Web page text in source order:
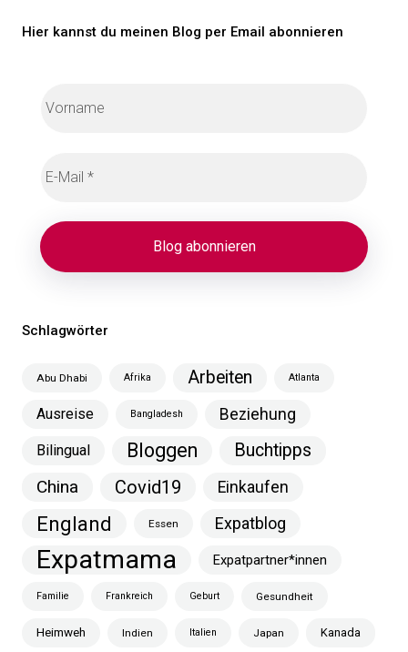
Hier kannst du meinen Blog per Email abonnieren
Schlagwörter
Abu Dhabi Afrika Arbeiten Atlanta
Ausreise Bangladesh Beziehung
Bilingual Bloggen
Buchtipps
China
Covid19 Einkaufen
England Essen Expatblog
Expatmama Expatpartner*innen
Familie Frankreich Geburt Gesundheit
Heimweh Indien Italien Japan Kanada